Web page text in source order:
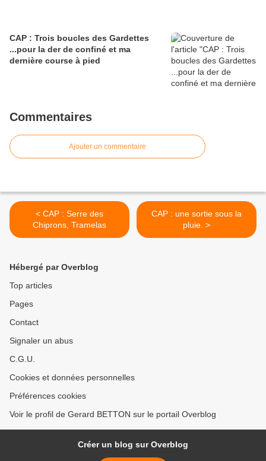
CAP : Trois boucles des Gardettes
...pour la der de confiné et ma
dernière course à pied
Commentaires
Ajouter un commentaire
< CAP : Serre des
Chiprons, Tramelas
CAP : une sortie sous la
pluie. >
Hébergé par Overblog
Top articles
Pages
Contact
Signaler un abus
C.G.U.
Cookies et données personnelles
Préférences cookies
Voir le profil de Gerard BETTON sur le portail Overblog
Créer un blog sur Overblog